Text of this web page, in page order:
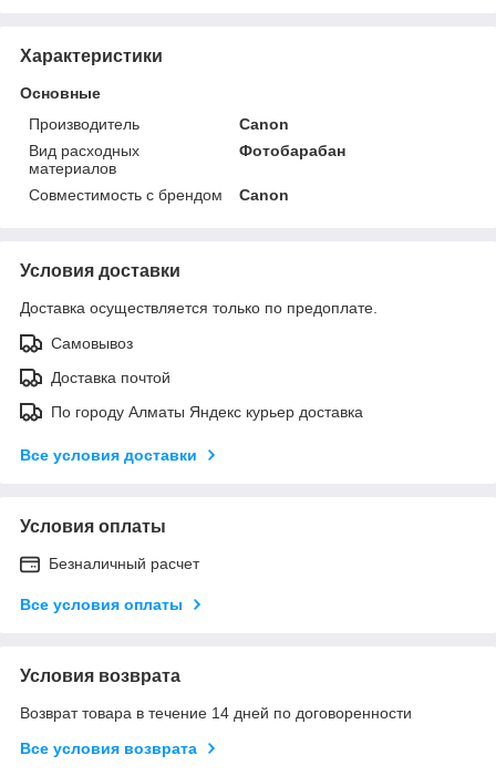
Характеристики
Основные
Производитель
Canon
Вид расходных
материалов
Фотобарабан
Совместимость с брендом Canon
Условия доставки
Доставка осуществляется только по предоплате.
Самовывоз
Доставка почтой
По городу Алматы Яндекс курьер доставка
Все условия доставки
Условия оплаты
Безналичный расчет
Все условия оплаты
Условия возврата
Возврат товара в течение 14 дней по договоренности
Все условия возврата